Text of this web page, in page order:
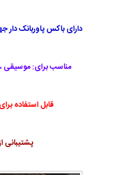
دارای باکس پاوربانک
مناسب برای: موسیقی ،
قابل استفاده
پشتیبانی